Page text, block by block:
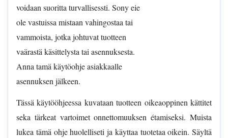
voidaan suoritta turvallisessti. Sony eie
ole vastuissa mistaan vahingostaa tai
vammoista, jotka johtuvat tuotteen
vaärastä käsittelysta tai asennuksesta.
Anna tamä käytöohje asiakkaalle
asennuksen jälkeen.
Tässä käytööhjeessa kuvataan tuotteen oikeaoppinen kättitet
seka tärkeat vartoimet onnettomuuksen étamiseksi. Muista
lukea tämä ohje huolelliseti ja käyttaa tuotetaa oikein. Säyltä